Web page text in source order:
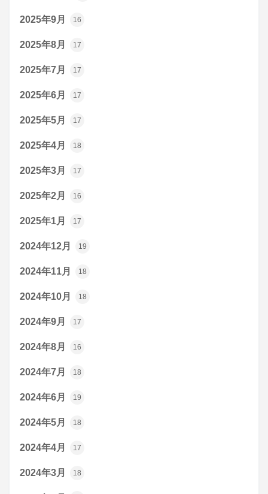
2025年9月 16
2025年8月 17
2025年7月 17
2025年6月 17
2025年5月 17
2025年4月 18
2025年3月 17
2025年2月 16
2025年1月 17
2024年12月 19
2024年11月 18
2024年10月 18
2024年9月 17
2024年8月 16
2024年7月 18
2024年6月 19
2024年5月 18
2024年4月 17
2024年3月 18